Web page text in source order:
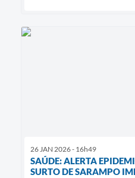
26 JAN 2026 - 16h49
SAÚDE: ALERTA
SURTO DE SARAMPO